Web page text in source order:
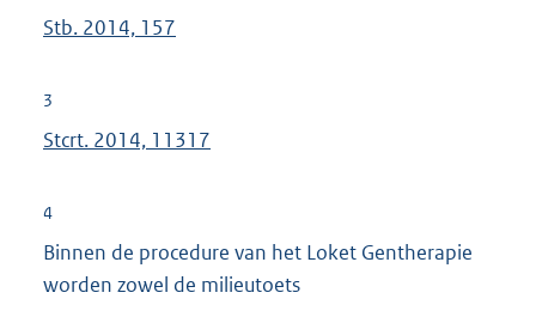
Stb. 2014, 157
3
Stcrt. 2014, 11317
4
Binnen de procedure van het Loket Gentherapie
worden zowel de milieutoets